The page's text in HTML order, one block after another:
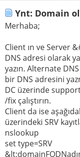
Ynt: Domain
Merhaba;
Client ın ve Server
DNS adresi olarak
yazın. Alternate
bir DNS adresini
DC üzerinde
/fix çalıştırın.
Client da ise
üzerindeki SRV
nslookup
set type=SRV